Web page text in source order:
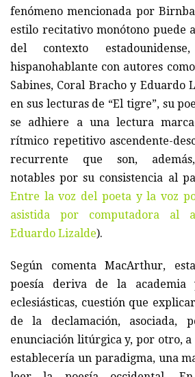
fenómeno mencionada por
estilo recitativo monótono puede
del contexto
hispanohablante con autores
Sabines, Coral Bracho y Eduardo
en sus lecturas de “El tigre”, su
se adhiere a una lectura
rítmico repetitivo ascendente-
recurrente que son,
notables por su consistencia al
Entre la voz del poeta y la voz
asistida por computadora al
Eduardo Lizalde).
Según comenta MacArthur,
poesía deriva de la
eclesiásticas, cuestión que
de la declamación,
enunciación litúrgica y, por otro, a
establecería un paradigma, una